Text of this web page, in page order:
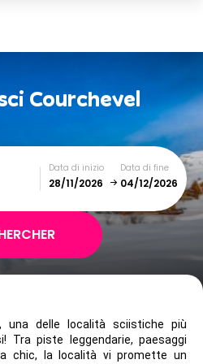
Courchevel
Data di inizio Data di fine
2 3 4 5
, una delle località sciistiche più
Tra piste leggendarie, paesaggi
chic, la località vi promette un